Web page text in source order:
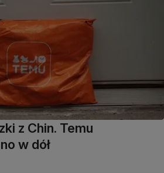
z Chin. Temu
w dół